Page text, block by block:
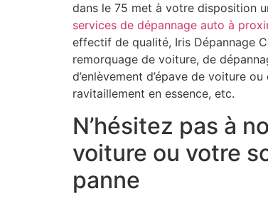
dans le 75 met à votre disposition
services de dépannage auto à
effectif de qualité, Iris Dépannage
remorquage de voiture, de
d’enlèvement d’épave de voiture
ravitaillement en essence, etc.
N’hésitez pas à
voiture ou votre
panne